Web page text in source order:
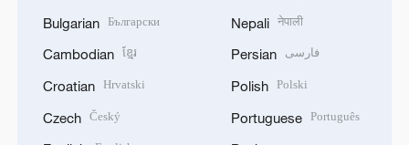
Bulgarian Български
Cambodian ខ្មែរ
Croatian Hrvatski
Czech Český
Nepali नेपाली
Persian فارسی
Polish Polski
Portuguese Português